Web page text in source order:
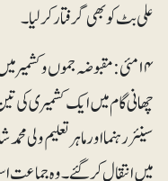
علی بٹ کو بھی گرفتارکرلیا۔
۱۴ مئی : مقبوضہ جموں وکشمیر
چھانی گام میں ایک کشمیری
سینئررہنما اور ماہر تعلیم ولی
میں انتقال کر گئے۔ وہ جماعت